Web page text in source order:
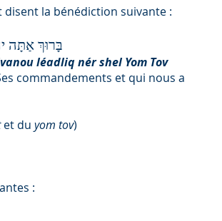
disent la bénédiction suivante :
בָּרוּךְ אַתָּה
léadliq nér shel Yom Tov
commandements et qui nous a
et du yom tov)
: